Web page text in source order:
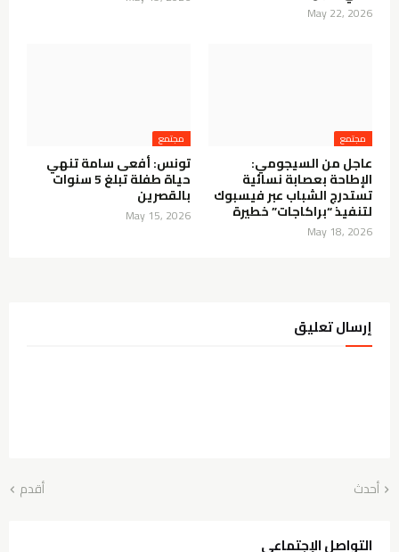
May 22, 2026
مجتمع
عاجل من السيجومي:
الإطاحة بعصابة نسائية
تستدرج الشباب عبر فيسبوك
لتنفيذ “براكاجات” خطيرة
May 18, 2026
مجتمع
تونس: أفعى سامة تنهي
حياة طفلة تبلغ 5 سنوات
بالقصرين
May 15, 2026
إرسال تعليق
أحدث أقدم
التواصل الإجتماعي